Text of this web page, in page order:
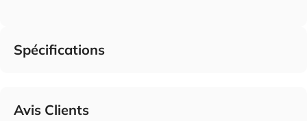
Spécifications
Avis Clients